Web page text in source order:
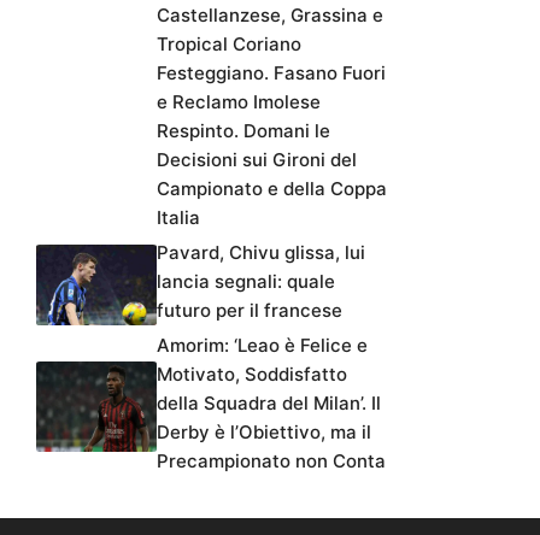
Castellanzese, Grassina e
Tropical Coriano
Festeggiano. Fasano Fuori
e Reclamo Imolese
Respinto. Domani le
Decisioni sui Gironi del
Campionato e della Coppa
Italia
Pavard, Chivu glissa, lui
lancia segnali: quale
futuro per il francese
Amorim: ‘Leao è Felice e
Motivato, Soddisfatto
della Squadra del Milan’. Il
Derby è l’Obiettivo, ma il
Precampionato non Conta